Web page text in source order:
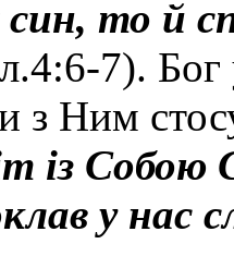
то й
7).
з Ним
із
у нас